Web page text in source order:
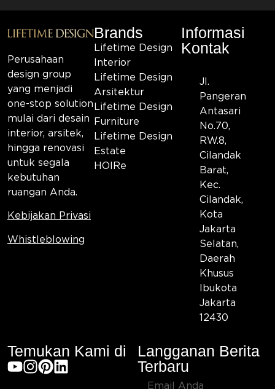
Perusahaan
design group
yang menjadi
one-stop solution
mulai dari desain
interior, arsitek,
hingga renovasi
untuk segala
kebutuhan
ruangan Anda.
Kebijakan Privasi
Whistleblowing
Brands
Lifetime Design
Interior
Lifetime Design
Arsitektur
Lifetime Design
Furniture
Lifetime Design
Estate
HOIRe
Informasi
Kontak
Jl.
Pangeran
Antasari
No.70,
RW.8,
Cilandak
Barat,
Kec.
Cilandak,
Kota
Jakarta
Selatan,
Daerah
Khusus
Ibukota
Jakarta
12430
Temukan Kami di
Langganan Berita
Terbaru